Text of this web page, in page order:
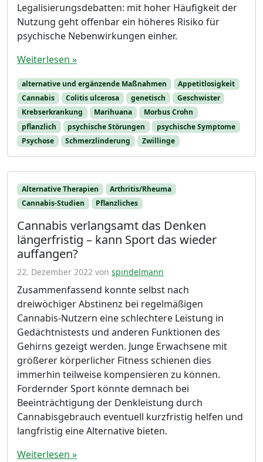
Legalisierungsdebatten: mit hoher Häufigkeit der
Nutzung geht offenbar ein höheres Risiko für
psychische Nebenwirkungen einher.
Weiterlesen »
alternative und ergänzende Maßnahmen
Appetitlosigkeit
Cannabis
Colitis ulcerosa genetisch
Geschwister
Krebserkrankung
Marihuana
Morbus Crohn
pflanzlich
psychische Störungen
psychische Symptome
Psychose
Schmerzlinderung Zwillinge
Alternative Therapien
Arthritis/Rheuma
Cannabis-Studien
Pflanzliches
Cannabis verlangsamt das Denken
längerfristig – kann Sport das wieder
auffangen?
22. Dezember 2022 von spindelmann
Zusammenfassend konnte selbst nach
dreiwöchiger Abstinenz bei regelmäßigen
Cannabis-Nutzern eine schlechtere Leistung in
Gedächtnistests und anderen Funktionen des
Gehirns gezeigt werden. Junge Erwachsene mit
größerer körperlicher Fitness schienen dies
immerhin teilweise kompensieren zu können.
Fordernder Sport könnte demnach bei
Beeinträchtigung der Denkleistung durch
Cannabisgebrauch eventuell kurzfristig helfen und
langfristig eine Alternative bieten.
Weiterlesen »